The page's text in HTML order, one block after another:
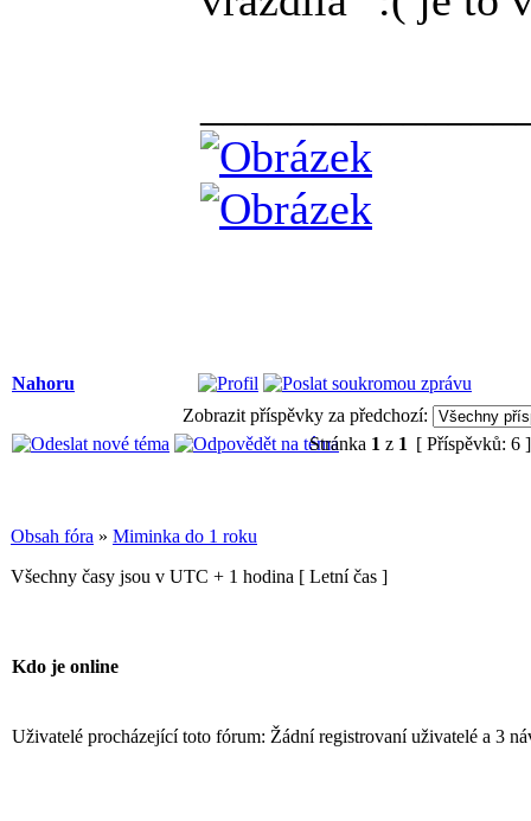
Nahoru
Zobrazit příspěvky za předchozí:
Stránka 1 z 1 [ Příspěvků: 6
Obsah fóra » Miminka do 1 roku
Všechny časy jsou v UTC + 1 hodina [ Letní čas ]
Kdo je online
Uživatelé procházející toto fórum: Žádní registrovaní uživatelé a 3